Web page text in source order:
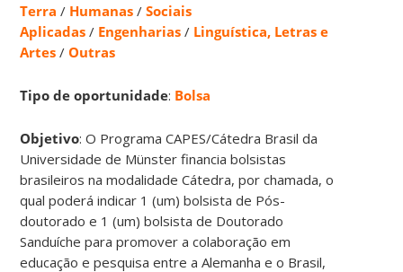
Terra / Humanas /Sociais
Aplicadas / Engenharias / Linguística, Letras e
Artes /Outras
Tipo de oportunidade: Bolsa
Objetivo: O Programa CAPES/Cátedra Brasil da
Universidade de Münster financia bolsistas
brasileiros na modalidade Cátedra, por chamada, o
qual poderá indicar 1 (um) bolsista de Pós-
doutorado e 1 (um) bolsista de Doutorado
Sanduíche para promover a colaboração em
educação e pesquisa entre a Alemanha e o Brasil,